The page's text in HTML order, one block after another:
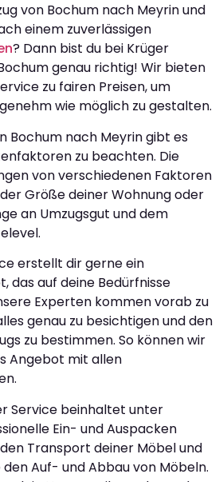
von Bochum nach Meyrin und
einem zuverlässigen
? Dann bist du bei Krüger
genau richtig! Wir bieten
zu fairen Preisen, um
wie möglich zu gestalten.
Bochum nach Meyrin gibt es
zu beachten. Die
von verschiedenen Faktoren
Größe deiner Wohnung oder
an Umzugsgut und dem
erstellt dir gerne ein
das auf deine Bedürfnisse
Experten kommen vorab zu
genau zu besichtigen und den
zu bestimmen. So können wir
Angebot mit allen
Service beinhaltet unter
Ein- und Auspacken
Transport deiner Möbel und
Auf- und Abbau von Möbeln.